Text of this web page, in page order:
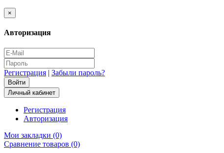
×
Авторизация
Регистрация | Забыли пароль?
Личный кабинет
Регистрация
Авторизация
Мои закладки (0)
Сравнение товаров (0)